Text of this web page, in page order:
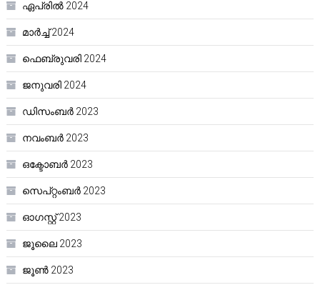
ഏപ്രിൽ 2024
മാർച്ച്‌ 2024
ഫെബ്രുവരി 2024
ജനുവരി 2024
ഡിസംബർ 2023
നവംബർ 2023
ഒക്ടോബർ 2023
സെപ്റ്റംബർ 2023
ഓഗസ്റ്റ്‌ 2023
ജൂലൈ 2023
ജൂൺ 2023